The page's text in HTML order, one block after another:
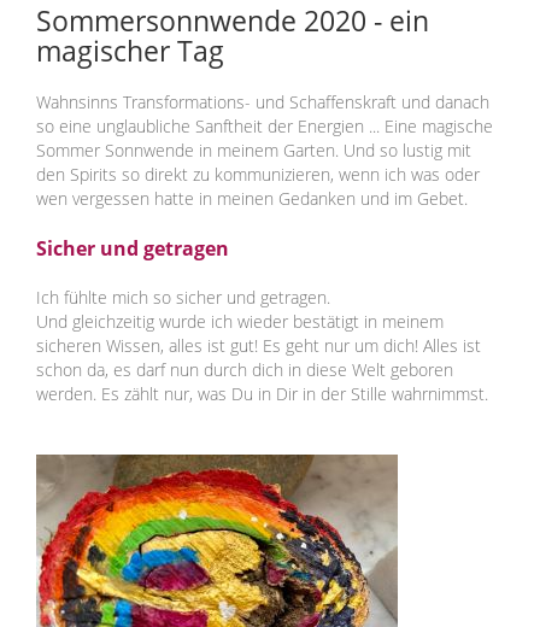
Sommersonnwende 2020 - ein
magischer Tag
Wahnsinns Transformations- und Schaffenskraft und danach
so eine unglaubliche Sanftheit der Energien ... Eine magische
Sommer Sonnwende in meinem Garten. Und so lustig mit
den Spirits so direkt zu kommunizieren, wenn ich was oder
wen vergessen hatte in meinen Gedanken und im Gebet.
Sicher und getragen
Ich fühlte mich so sicher und getragen.
Und gleichzeitig wurde ich wieder bestätigt in meinem
sicheren Wissen, alles ist gut! Es geht nur um dich! Alles ist
schon da, es darf nun durch dich in diese Welt geboren
werden. Es zählt nur, was Du in Dir in der Stille wahrnimmst.